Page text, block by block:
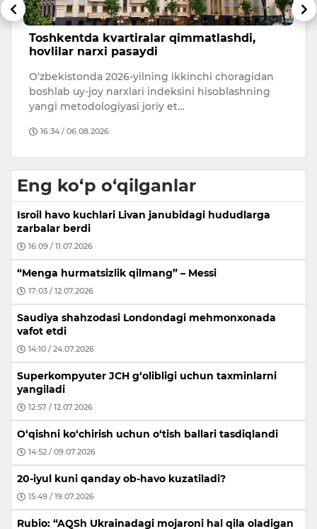
Andijonda yuk mashinasi velosipedchini
urib yubordi
Bugun, 6-avgust kuni Andijon shahrining
Pirmuhammedov ko‘chasida yo‘l-transport
hodisasi sodir bo‘ldi.
15:20 / 06.08.2026
Eng ko‘p o‘qilganlar
Isroil havo kuchlari Livan janubidagi hududlarga
zarbalar berdi
16:09 / 11.07.2026
“Menga hurmatsizlik qilmang” – Messi
17:03 / 12.07.2026
Saudiya shahzodasi Londondagi mehmonxonada
vafot etdi
14:10 / 24.07.2026
Superkompyuter JCH g‘olibligi uchun taxminlarni
yangiladi
12:57 / 12.07.2026
O‘qishni ko‘chirish uchun o‘tish ballari tasdiqlandi
14:52 / 09.07.2026
20-iyul kuni qanday ob-havo kuzatiladi?
15:49 / 19.07.2026
Rubio: “AQSh Ukrainadagi mojaroni hal qila oladigan